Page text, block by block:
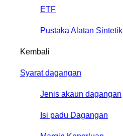
ETF
Pustaka Alatan Sintetik
Kembali
Syarat dagangan
Jenis akaun dagangan
Isi padu Dagangan